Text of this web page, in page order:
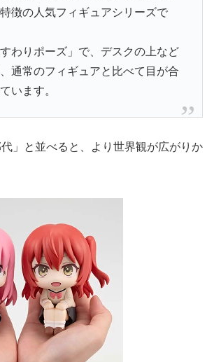
徴の人気フィギュアシリーズで
すわりポーズ」で、デスクの上など
通常のフィギュアと比べて目が合
います。
」と並べると、より世界観が広がりか